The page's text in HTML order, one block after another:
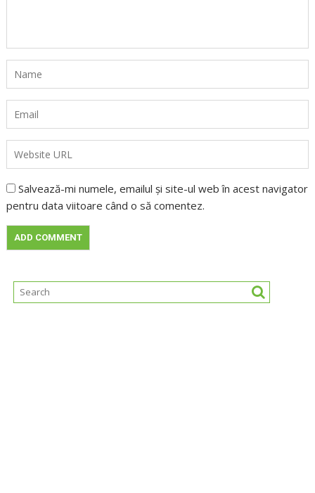
Salvează-mi numele, emailul și site-ul web în acest navigator
pentru data viitoare când o să comentez.